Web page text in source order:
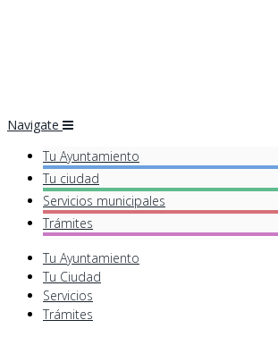
Navigate
Tu Ayuntamiento
Tu ciudad
Servicios municipales
Trámites
Tu Ayuntamiento
Tu Ciudad
Servicios
Trámites